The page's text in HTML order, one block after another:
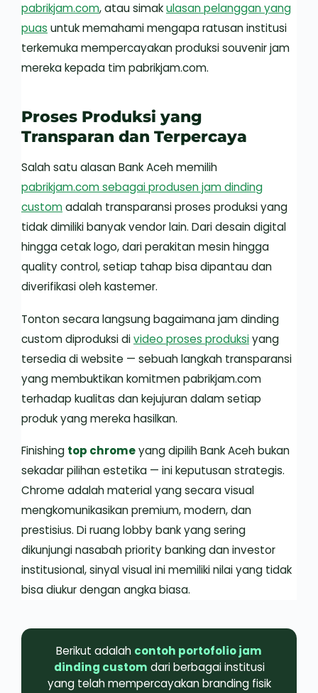
pabrikjam.com, atau simakulasan pelanggan yang
puas untuk memahami mengapa ratusan institusi
terkemuka mempercayakan produksi souvenir jam
mereka kepada tim pabrikjam.com.
Proses Produksi yang
Transparan dan Terpercaya
Salah satu alasan Bank Aceh memilih
pabrikjam.com sebagai produsen jam dinding
customadalah transparansi proses produksi yang
tidak dimiliki banyak vendor lain. Dari desain digital
hingga cetak logo, dari perakitan mesin hingga
quality control, setiap tahap bisa dipantau dan
diverifikasi oleh kastemer.
Tonton secara langsung bagaimana jam dinding
custom diproduksi divideo proses produksiyang
tersedia di website — sebuah langkah transparansi
yang membuktikan komitmen pabrikjam.com
terhadap kualitas dan kejujuran dalam setiap
produk yang mereka hasilkan.
Finishing top chromeyang dipilih Bank Aceh bukan
sekadar pilihan estetika — ini keputusan strategis.
Chrome adalah material yang secara visual
mengkomunikasikan premium, modern, dan
prestisius. Di ruang lobby bank yang sering
dikunjungi nasabah priority banking dan investor
institusional, sinyal visual ini memiliki nilai yang tidak
bisa diukur dengan angka biasa.
Berikut adalah contoh portofolio jam
dinding custom dari berbagai institusi
yang telah mempercayakan branding fisik